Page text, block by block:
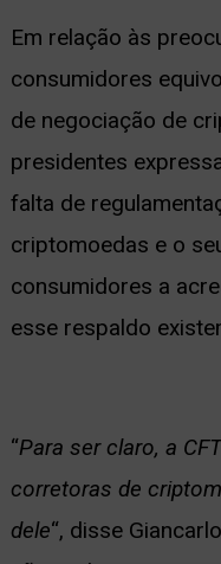
Em relação às
consumidores
de negociação de
presidentes
falta de
criptomoedas e o
consumidores a
esse respaldo
“Para ser claro, a
corretoras de
dele“, disse